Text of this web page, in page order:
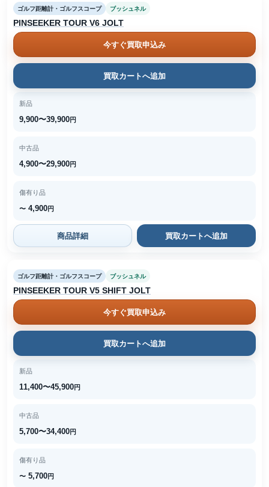
ゴルフ距離計・ゴルフスコープ ブッシュネル
PINSEEKER TOUR V6 JOLT
今すぐ買取申込み
買取カートへ追加
新品
9,900〜39,900円
中古品
4,900〜29,900円
傷有り品
〜 4,900円
商品詳細 買取カートへ追加
ゴルフ距離計・ゴルフスコープ ブッシュネル
PINSEEKER TOUR V5 SHIFT JOLT
今すぐ買取申込み
買取カートへ追加
新品
11,400〜45,900円
中古品
5,700〜34,400円
傷有り品
〜 5,700円